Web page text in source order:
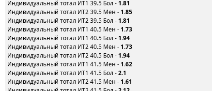
Индивидуальный тотал ИТ1 39.5 Бол - 1.81
Индивидуальный тотал ИТ2 39.5 Мен - 1.85
Индивидуальный тотал ИТ2 39.5 Бол - 1.81
Индивидуальный тотал ИТ1 40.5 Мен - 1.73
Индивидуальный тотал ИТ1 40.5 Бол - 1.94
Индивидуальный тотал ИТ2 40.5 Мен - 1.73
Индивидуальный тотал ИТ2 40.5 Бол - 1.94
Индивидуальный тотал ИТ1 41.5 Мен - 1.62
Индивидуальный тотал ИТ1 41.5 Бол -2.1
Индивидуальный тотал ИТ2 41.5 Мен - 1.61